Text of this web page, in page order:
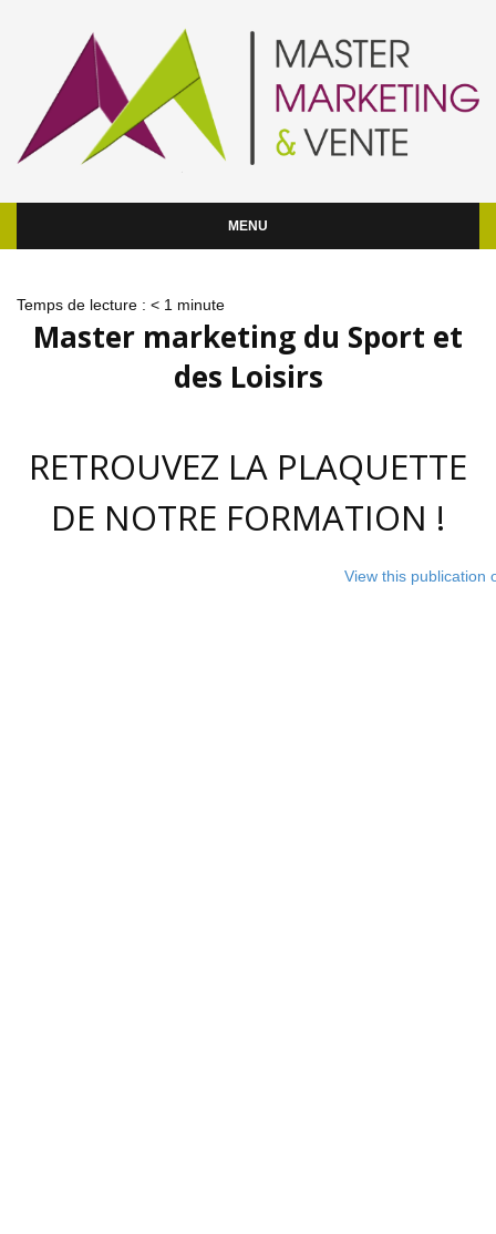
MENU
Temps de lecture : < 1 minute
Master marketing du Sport et
des Loisirs
RETROUVEZ LA PLAQUETTE
DE NOTRE FORMATION !
View this publication